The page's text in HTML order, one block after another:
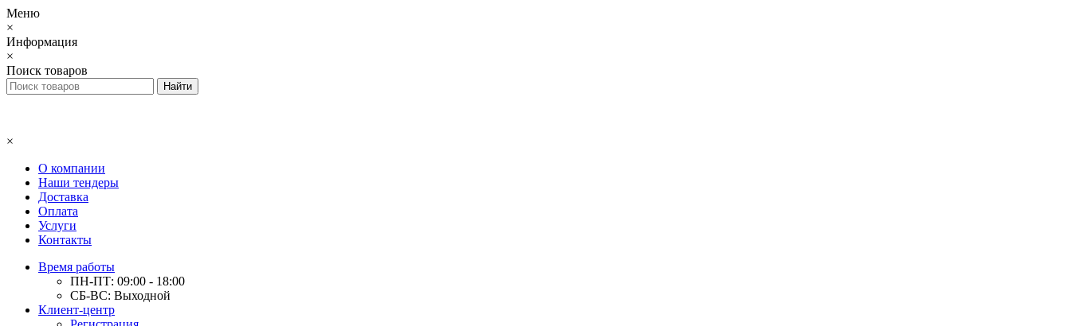
Меню
×
Информация
×
Поиск товаров
×
О компании
Наши тендеры
Доставка
Оплата
Услуги
Контакты
Время работы
ПН-ПТ: 09:00 - 18:00
СБ-ВС: Выходной
Клиент-центр